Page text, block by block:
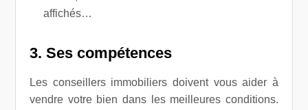
affichés…
3. Ses compétences
Les conseillers immobiliers doivent vous aider à
vendre votre bien dans les meilleures conditions.